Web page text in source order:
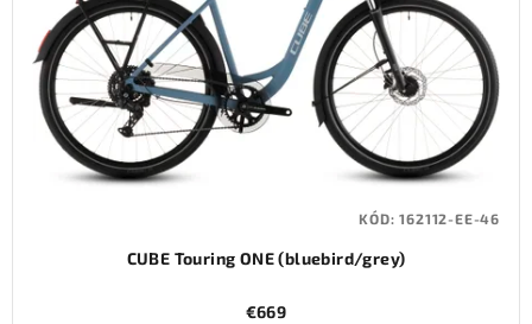
CUBE Touring ONE (bluebird/grey)
€669
KÓD:162112-EE-46